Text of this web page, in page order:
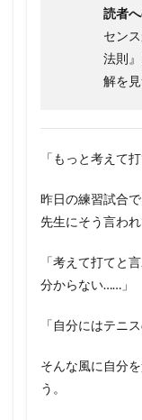
読者
セン
法則
解を見
「もっと考えて打
昨日の練習試合
先生にそう言わ
「考えて打てと
分からない……」
「自分にはテニ
そんな風に自分
う。